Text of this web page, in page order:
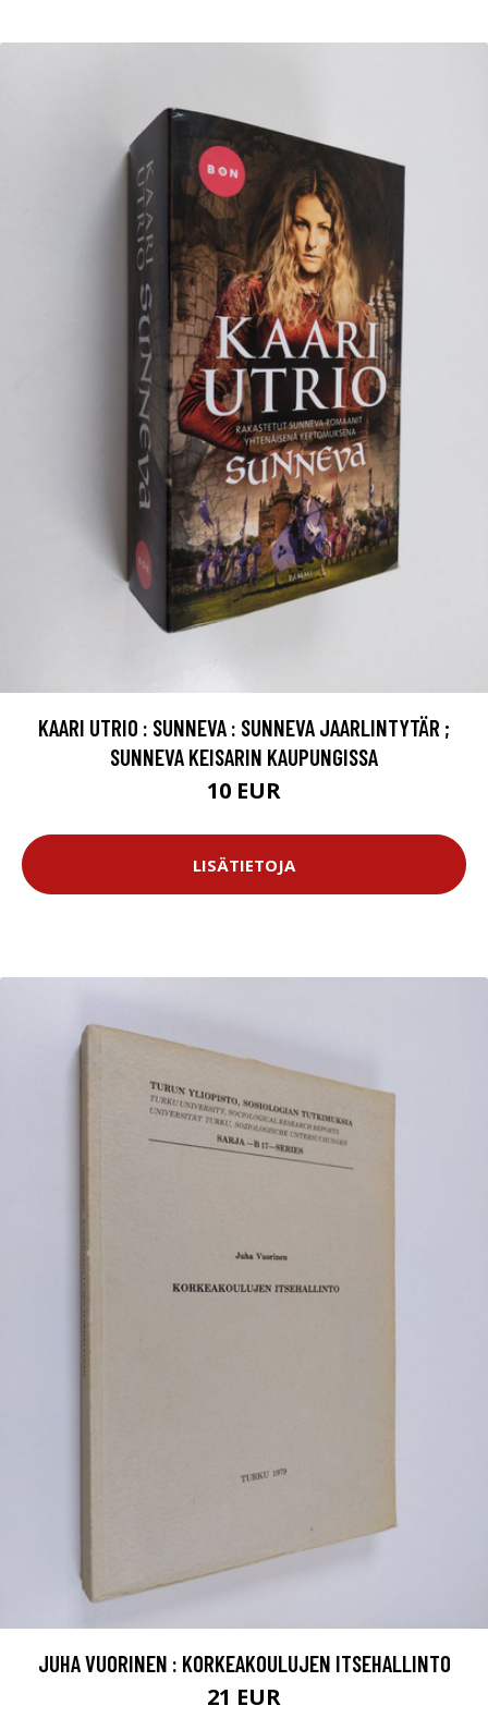
KAARI UTRIO : SUNNEVA : SUNNEVA JAARLINTYTÄR ;
SUNNEVA KEISARIN KAUPUNGISSA
10 EUR
LISÄTIETOJA
JUHA VUORINEN : KORKEAKOULUJEN ITSEHALLINTO
21 EUR